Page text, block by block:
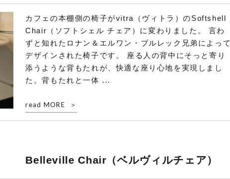
カフェの本棚側の椅子がvitra（ヴィトラ）のSoftshell
Chair（ソフトシェル チェア）に変わりました。 言わ
ずと知れたロナン＆エルワン・ブルレック兄弟によって
デザインされた椅子です。 座る人の背中にそっと寄り
添うような背もたれが、快適な座り心地を実現しまし
た。背もたれと一体 ...
read MORE
Belleville Chair（ベルヴィルチェア）